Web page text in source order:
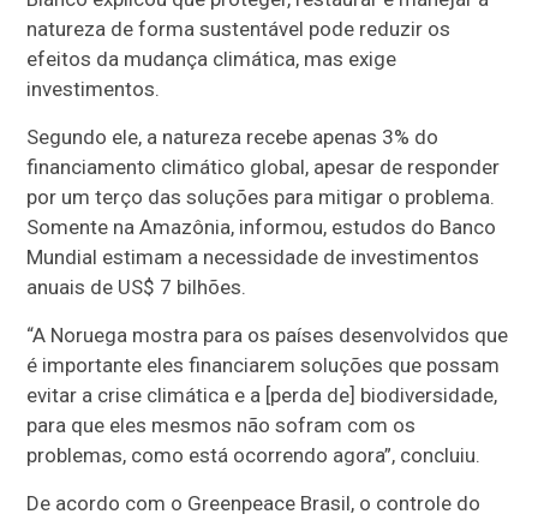
natureza de forma sustentável pode reduzir os
efeitos da mudança climática, mas exige
investimentos.
Segundo ele, a natureza recebe apenas 3% do
financiamento climático global, apesar de responder
por um terço das soluções para mitigar o problema.
Somente na Amazônia, informou, estudos do Banco
Mundial estimam a necessidade de investimentos
anuais de US$ 7 bilhões.
“A Noruega mostra para os países desenvolvidos que
é importante eles financiarem soluções que possam
evitar a crise climática e a [perda de] biodiversidade,
para que eles mesmos não sofram com os
problemas, como está ocorrendo agora”, concluiu.
De acordo com o Greenpeace Brasil, o controle do